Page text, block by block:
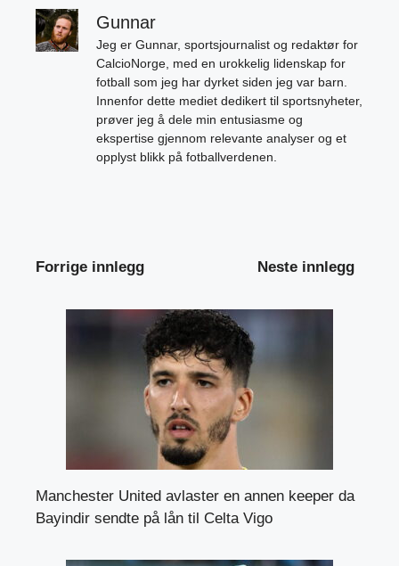
Gunnar
Jeg er Gunnar, sportsjournalist og redaktør for
CalcioNorge, med en urokkelig lidenskap for
fotball som jeg har dyrket siden jeg var barn.
Innenfor dette mediet dedikert til sportsnyheter,
prøver jeg å dele min entusiasme og
ekspertise gjennom relevante analyser og et
opplyst blikk på fotballverdenen.
Forrige innlegg Neste innlegg
Manchester United avlaster en annen keeper da
Bayindir sendte på lån til Celta Vigo